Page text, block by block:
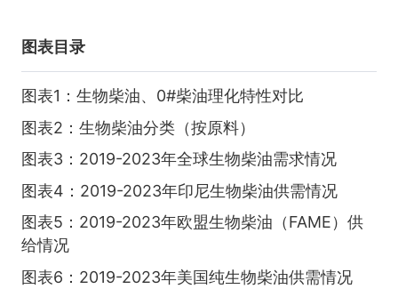
图表目录
图表1：生物柴油、0#柴油理化特性对比
图表2：生物柴油分类（按原料）
图表3：2019-2023年全球生物柴油需求情况
图表4：2019-2023年印尼生物柴油供需情况
图表5：2019-2023年欧盟生物柴油（FAME）供
给情况
图表6：2019-2023年美国纯生物柴油供需情况